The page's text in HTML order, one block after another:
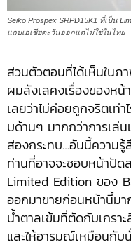
Seiko Prospex SRPD15K1 ที่เป็น
แถบเอเชียตะวันออกแต่ไม่ใช่ในไทย
ส่วนตัวตอนที่ได้เห็นในภ
ผมลังเลคงเรื่องของห
เลยว่าไม่ค่อยถูกจริตเท่
บด้านๆ มากกว่าการเล่
ส่องกระทบ…อันนี้ความ
ท่านที่อาจจะชอบหน้าปั
Limited Edition ของ
ออกมาขายก่อนหน้านี้มา
น้ำตาลเข้มที่ตัดกับเกรา
และให้อารมณ์เหมือนกั